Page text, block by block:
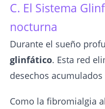
C. El Sistema
nocturna
Durante el sueño
glinfático. Esta red
desechos
Como la fibromialgia